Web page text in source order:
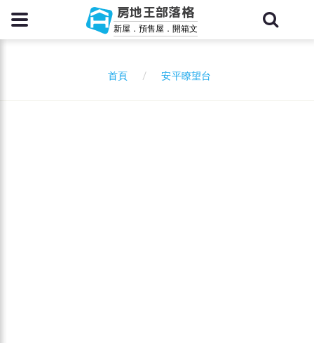
房地王部落格
新屋．預售屋．開箱文
首頁 安平瞭望台